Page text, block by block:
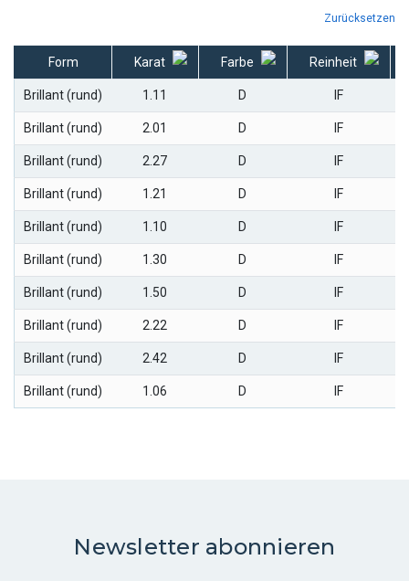
FARBE
REINHEIT
POLITUR
FLUORESZENZ
Keine
RUNDISTE
KALETTE
Keine
MASSE
Zurücksetzen
Form Karat Farbe Reinheit
Brillant (rund) 1.11 D IF
Brillant (rund) 2.01 D IF
Brillant (rund) 2.27 D IF
Brillant (rund) 1.21 D IF
Brillant (rund) 1.10 D IF
Brillant (rund) 1.30 D IF
Brillant (rund) 1.50 D IF
Brillant (rund) 2.22 D IF
Brillant (rund) 2.42 D IF
Brillant (rund) 1.06 D IF
Newsletter abonnieren